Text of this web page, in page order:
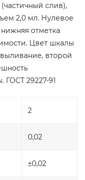
слив),
2,0 мл. Нулевое
отметка
Цвет шкалы
второй
ГОСТ 29227-91
2
0,02
±0,02